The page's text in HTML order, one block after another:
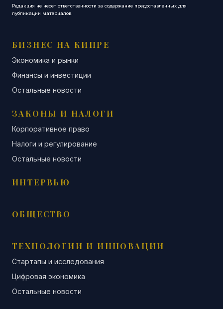
Редакция не несет ответственности за содержание предоставленных для
публикации материалов.
БИЗНЕС НА КИПРЕ
Экономика и рынки
Финансы и инвестиции
Остальные новости
ЗАКОНЫ И НАЛОГИ
Корпоративное право
Налоги и регулирование
Остальные новости
ИНТЕРВЬЮ
ОБЩЕСТВО
ТЕХНОЛОГИИ И ИННОВАЦИИ
Стартапы и исследования
Цифровая экономика
Остальные новости